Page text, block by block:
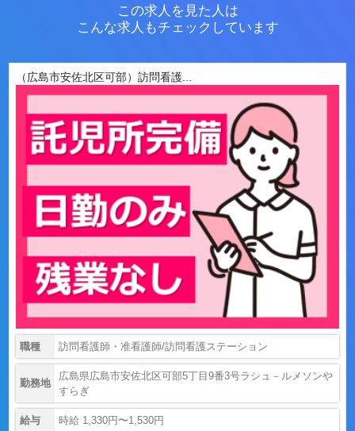
この求人を見た人は
こんな求人もチェックしています
（広島市安佐北区可部）訪問看護...
職種 訪問看護師・准看護師/訪問看護ステーション
勤務地
広島県広島市安佐北区可部5丁目9番3号ラシュ－ルメソンや
すらぎ
給与 時給 1,330円〜1,530円